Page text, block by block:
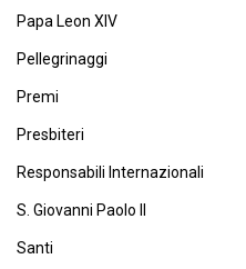
Papa Leon XIV
Pellegrinaggi
Premi
Presbiteri
Responsabili Internazionali
S. Giovanni Paolo II
Santi